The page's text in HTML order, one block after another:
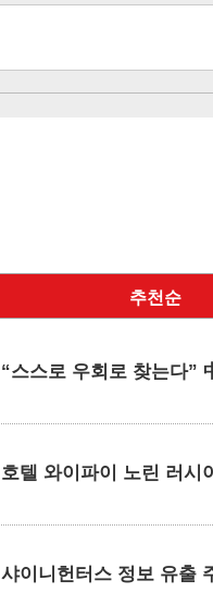
추천순
“스스로 우회로 찾는다”
호텔 와이파이 노린 러시
샤이니헌터스 정보 유출